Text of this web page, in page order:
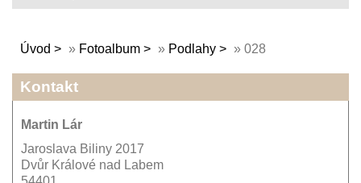
Úvod » Fotoalbum » Podlahy » 028
Kontakt
Martin Lár
Jaroslava Biliny 2017
Dvůr Králové nad Labem